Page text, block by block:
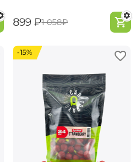
‍899‍ ₽‍1 058‍₽
-15%